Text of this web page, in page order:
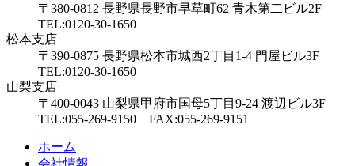
〒380-0812 長野県長野市早草町62 青木第二ビル2F
TEL:0120-30-1650
松本支店
〒390-0875 長野県松本市城西2丁目1-4 門屋ビル3F
TEL:0120-30-1650
山梨支店
〒400-0043 山梨県甲府市国母5丁目9-24 渡辺ビル3F
TEL:055-269-9150 FAX:055-269-9151
ホーム